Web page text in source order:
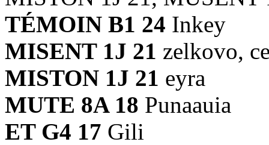
TÉMOIN B1 24 Inkey
MISENT 1J 21 zelkovo,
MISTON 1J 21 eyra
MUTE 8A 18 Punaauia
ET G4 17 Gili